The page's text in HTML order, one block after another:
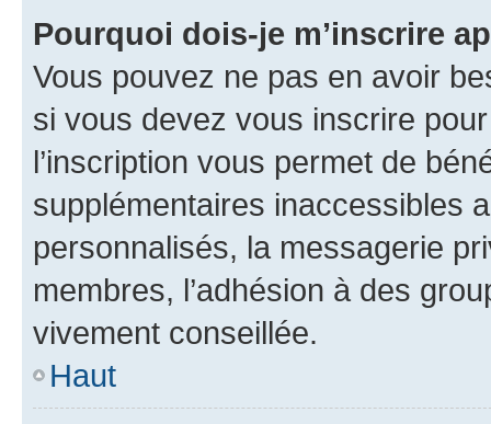
Pourquoi dois-je m’inscrire
Vous pouvez ne pas en avoir
si vous devez vous inscrire
l’inscription vous permet de
supplémentaires inaccessibles
personnalisés, la messagerie
membres, l’adhésion à des
vivement conseillée.
Haut